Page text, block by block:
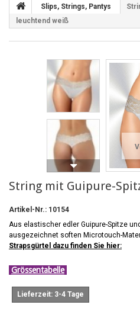
Slips, Strings, Pantys
leuchtend weiß
String mit Guipure-
Artikel-Nr.: 10154
Aus elastischer edler Guipure-Spitze und
ausgezeichnet soften Microtouch-
Strapsgürtel dazu finden Sie hier:
Grössentabelle
Lieferzeit: 3-4 Tage